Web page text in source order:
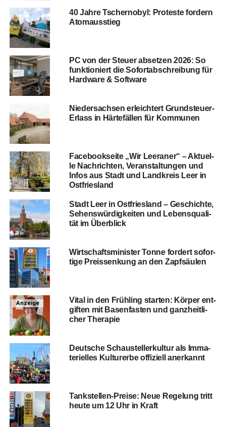
40 Jah­re Tscher­no­byl: Pro­tes­te for­dern
Atomausstieg
PC von der Steu­er abset­zen 2026: So
funk­tio­niert die Sofort­ab­schrei­bung für
Hard­ware & Software
Nie­der­sach­sen erleich­tert Grund­steu­er-
Erlass in Här­te­fäl­len für Kommunen
Face­book­sei­te „Wir Leera­ner“ – Aktu­el­
le Nach­rich­ten, Ver­an­stal­tun­gen und
Infos aus Stadt und Land­kreis Leer in
Ostfriesland
Stadt Leer in Ost­fries­land – Geschich­te,
Sehens­wür­dig­kei­ten und Lebens­qua­li­
tät im Überblick
Wirt­schafts­mi­nis­ter Ton­ne for­dert sofor­
ti­ge Preis­sen­kung an den Zapfsäulen
Anzeige
Vital in den Früh­ling star­ten: Kör­per ent­
gif­ten mit Basen­fas­ten und ganz­heit­li­
cher Therapie
Deut­sche Schau­stel­ler­kul­tur als Imma­
te­ri­el­les Kul­tur­er­be offi­zi­ell anerkannt
Tank­stel­len-Prei­se: Neue Rege­lung tritt
heu­te um 12 Uhr in Kraft